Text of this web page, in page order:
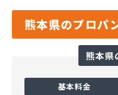
熊本県のプロパ
熊本県
基本料金